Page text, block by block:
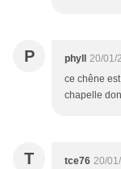
P phyll
20/01/
ce chêne
chapelle
T tce76 20/